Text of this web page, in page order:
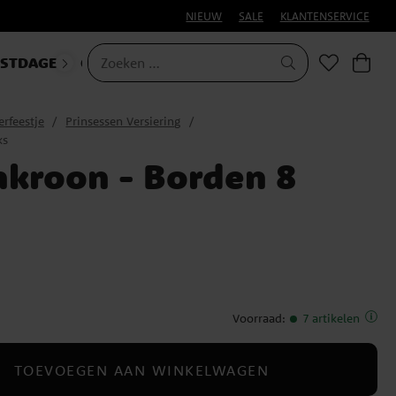
NIEUW SALE KLANTENSERVICE
CARNAVAL
Prinsessen Versiering
- Borden 8
Voorraad: 7 artikelen
TOEVOEGEN AAN WINKELWAGEN